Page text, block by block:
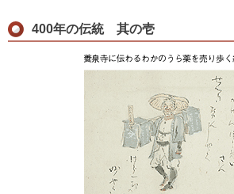
400年の伝統 其の壱